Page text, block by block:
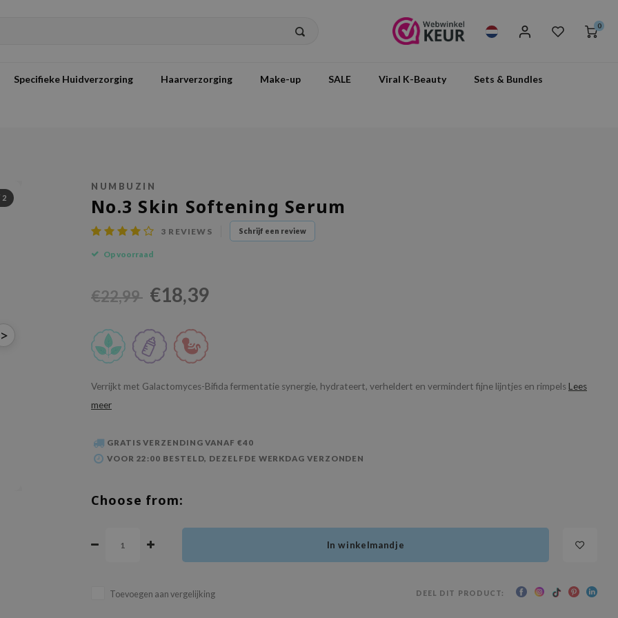
0
Specifieke Huidverzorging Haarverzorging Make-up SALE Viral K-Beauty Sets & Bundles
2
NUMBUZIN
No.3 Skin Softening Serum
3 REVIEWS Schrijf een review
Op voorraad
€22,99 €18,39
Verrijkt met Galactomyces-Bifida fermentatie synergie, hydrateert, verheldert en vermindert fijne lijntjes en rimpels Lees
meer
GRATIS VERZENDING VANAF €40
VOOR 22:00 BESTELD, DEZELFDE WERKDAG VERZONDEN
Choose from:
In winkelmandje
Toevoegen aan vergelijking DEEL DIT PRODUCT: